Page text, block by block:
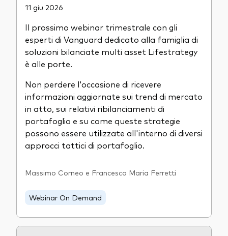
11 giu 2026
Il prossimo webinar trimestrale con gli
esperti di Vanguard dedicato alla famiglia di
soluzioni bilanciate multi asset Lifestrategy
è alle porte.
Non perdere l'occasione di ricevere
informazioni aggiornate sui trend di mercato
in atto, sui relativi ribilanciamenti di
portafoglio e su come queste strategie
possono essere utilizzate all'interno di diversi
approcci tattici di portafoglio.
Massimo Corneo e Francesco Maria Ferretti
Webinar On Demand